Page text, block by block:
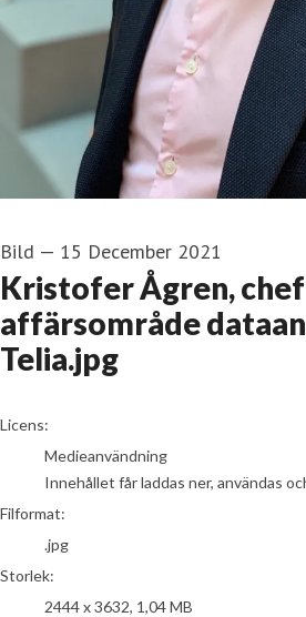
Bild — 15 December 2021
Kristofer Ågren,
affärsområde
Telia.jpg
go to media item
Licens:
Medieanvändning
Innehållet får laddas ner, användas
Filformat:
.jpg
Storlek:
2444 x 3632, 1,04 MB